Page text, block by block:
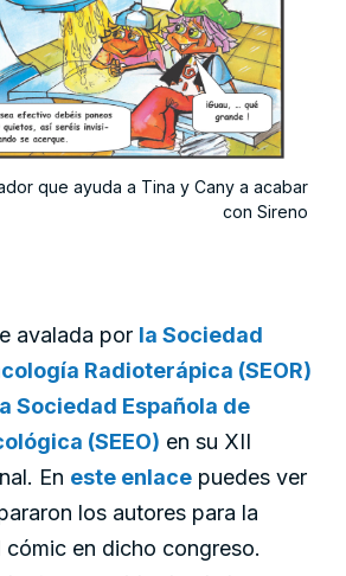
que ayuda a Tina y Cany a acabar
con Sireno
avalada por la Sociedad
Radioterápica (SEOR)
Sociedad Española de
(SEEO) en su XII
En este enlace puedes ver
los autores para la
cómic en dicho congreso.